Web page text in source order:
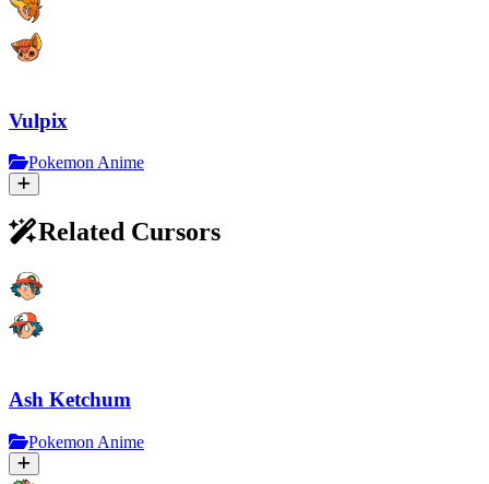
Vulpix
Pokemon Anime
Related Cursors
Ash Ketchum
Pokemon Anime